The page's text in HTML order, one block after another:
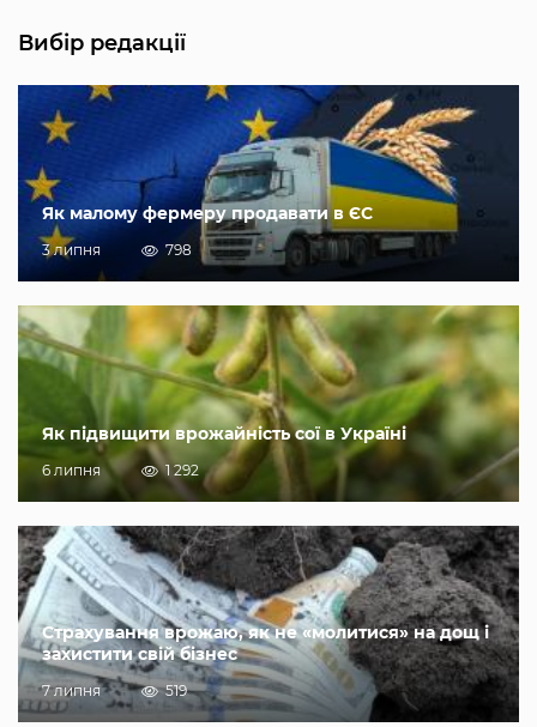
Вибір редакції
Як малому фермеру продавати в ЄС
3 липня 798
Як підвищити врожайність сої в Україні
6 липня 1 292
Страхування врожаю, як не «молитися» на дощ і
захистити свій бізнес
7 липня 519